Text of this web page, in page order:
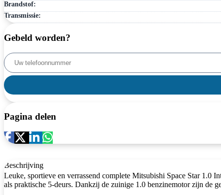
Brandstof:
Transmissie:
Gebeld worden?
Pagina delen
Beschrijving
Leuke, sportieve en verrassend complete Mitsubishi Space Star 1.0
als praktische 5-deurs. Dankzij de zuinige 1.0 benzinemotor zijn de